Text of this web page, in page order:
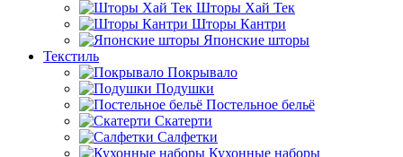
Шторы Хай Тек
Шторы Кантри
Японские шторы
Текстиль
Покрывало
Подушки
Постельное бельё
Скатерти
Салфетки
Кухонные наборы